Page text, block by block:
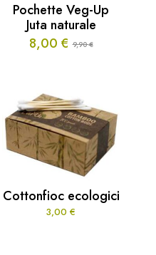
Pochette Veg-Up
Juta naturale
9,90€
Il
9,90 €.
8,00 €
Il
8,00 €.
Cottonfioc ecologici
3,00 €